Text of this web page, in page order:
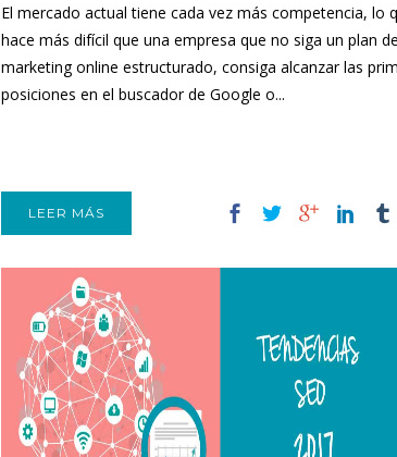
El mercado actual tiene cada vez más competencia, lo
hace más difícil que una empresa que no siga un plan de
marketing online estructurado, consiga alcanzar las
posiciones en el buscador de Google o...
LEER MÁS